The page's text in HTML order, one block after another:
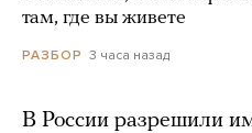
там, где вы живете
РАЗБОР 3 часа назад
В России разрешили